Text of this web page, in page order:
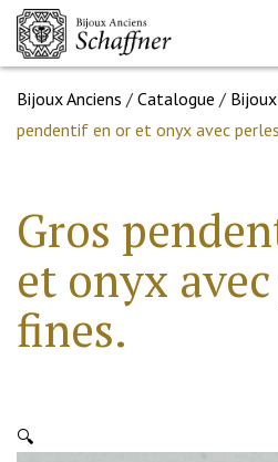
Bijoux Anciens / Catalogue /
pendentif en or et onyx avec
Gros
et onyx
fines.
🔍